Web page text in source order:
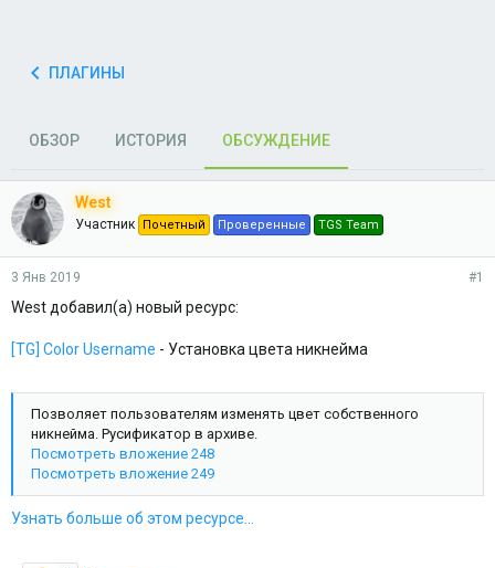
ПЛАГИНЫ
ОБЗОР ИСТОРИЯ ОБСУЖДЕНИЕ
West
Участник Почетный Проверенные TGS Team
3 Янв 2019 #1
West добавил(а) новый ресурс:
[TG] Color Username - Установка цвета никнейма
Позволяет пользователям изменять цвет собственного
никнейма. Русификатор в архиве.
Посмотреть вложение 248
Посмотреть вложение 249
Узнать больше об этом ресурсе...